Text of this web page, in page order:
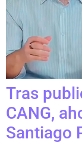
Tras
CANG,
Santiago